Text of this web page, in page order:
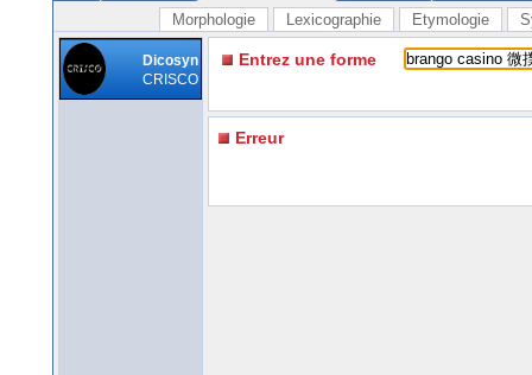
Morphologie Lexicographie Etymologie
Dicosyn
CRISCO
Entrez une forme
Erreur